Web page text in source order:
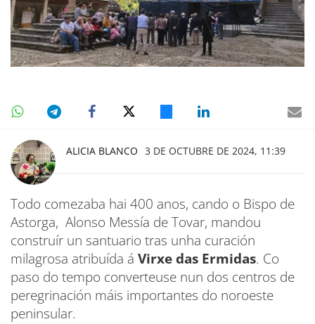
ALICIA BLANCO 3 DE OCTUBRE DE 2024, 11:39
Todo comezaba hai 400 anos, cando o Bispo de
Astorga, Alonso Messía de Tovar, mandou
construír un santuario tras unha curación
milagrosa atribuída á Virxe das Ermidas. Co
paso do tempo converteuse nun dos centros de
peregrinación máis importantes do noroeste
peninsular.